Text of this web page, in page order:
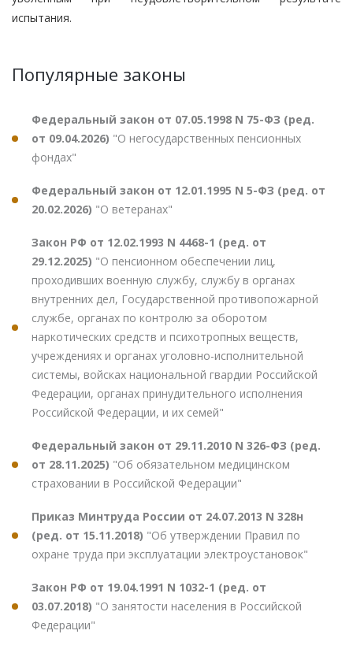
испытания.
Популярные законы
Федеральный закон от 07.05.1998 N 75-ФЗ (ред.
от 09.04.2026) "О негосударственных пенсионных
фондах"
Федеральный закон от 12.01.1995 N 5-ФЗ (ред. от
20.02.2026) "О ветеранах"
Закон РФ от 12.02.1993 N 4468-1 (ред. от
29.12.2025) "О пенсионном обеспечении лиц,
проходивших военную службу, службу в органах
внутренних дел, Государственной противопожарной
службе, органах по контролю за оборотом
наркотических средств и психотропных веществ,
учреждениях и органах уголовно-исполнительной
системы, войсках национальной гвардии Российской
Федерации, органах принудительного исполнения
Российской Федерации, и их семей"
Федеральный закон от 29.11.2010 N 326-ФЗ (ред.
от 28.11.2025) "Об обязательном медицинском
страховании в Российской Федерации"
Приказ Минтруда России от 24.07.2013 N 328н
(ред. от 15.11.2018) "Об утверждении Правил по
охране труда при эксплуатации электроустановок"
Закон РФ от 19.04.1991 N 1032-1 (ред. от
03.07.2018) "О занятости населения в Российской
Федерации"